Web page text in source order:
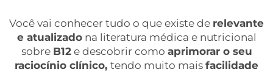
Você vai conhecer tudo o que existe de relevante
e atualizadona literatura médica e nutricional
sobre B12e descobrir como aprimorar o seu
raciocínio clínico, tendo muito mais facilidade